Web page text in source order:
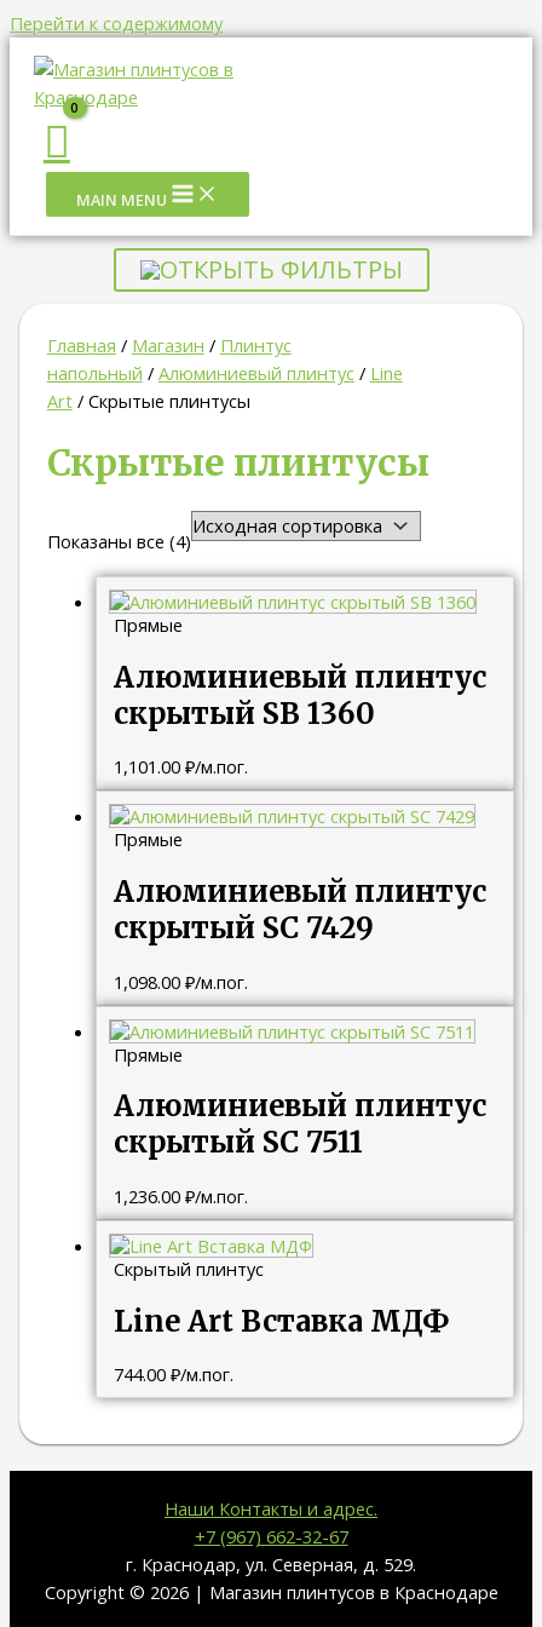
Перейти к содержимому
MAIN MENU
Главная / Магазин / Плинтус
напольный / Алюминиевый плинтус/ Line
Art/ Скрытые плинтусы
Скрытые плинтусы
Показаны все (4)
Прямые
Алюминиевый плинтус
скрытый SB 1360
1,101.00₽/м.пог.
Прямые
Алюминиевый плинтус
скрытый SC 7429
1,098.00₽/м.пог.
Прямые
Алюминиевый плинтус
скрытый SC 7511
1,236.00₽/м.пог.
Скрытый плинтус
Line Art Вставка МДФ
744.00₽/м.пог.
ОТКРЫТЬ ФИЛЬТРЫ
Наши Контакты и адрес.
+7 (967) 662-32-67
г. Краснодар, ул. Северная, д. 529.
Copyright © 2026 | Магазин плинтусов в Краснодаре